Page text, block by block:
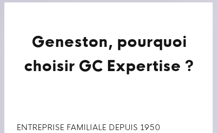
Geneston, pourquoi
choisir GC Expertise ?
ENTREPRISE FAMILIALE DEPUIS 1950